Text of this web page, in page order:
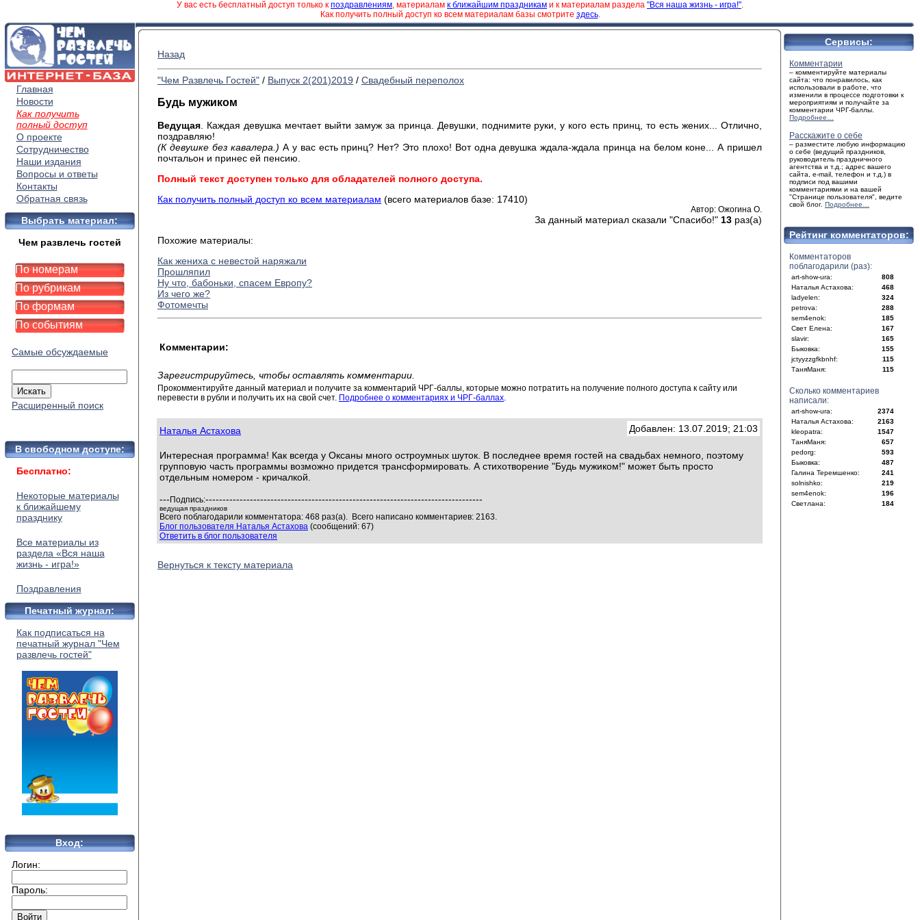
У вас есть бесплатный доступ только к поздравлениям, материалам к ближайшим праздникам и к материалам раздела "Вся наша жизнь - игра!".
Как получить полный доступ ко всем материалам базы смотрите здесь.
Главная
Новости
Как получить
полный доступ
О проекте
Сотрудничество
Наши издания
Вопросы и ответы
Контакты
Обратная связь
Выбрать материал:
Чем развлечь гостей
По номерам
По рубрикам
По формам
По событиям
Самые обсуждаемые
Расширенный поиск
В свободном доступе:
Бесплатно:
Некоторые материалы
к ближайшему
празднику
Все материалы из
раздела «Вся наша
жизнь - игра!»
Поздравления
Печатный журнал:
Как подписаться на
печатный журнал "Чем
развлечь гостей"
Вход:
Логин:
Пароль:
Назад
"Чем Развлечь Гостей" / Выпуск 2(201)2019 / Свадебный переполох
Будь мужиком
Ведущая . Каждая девушка мечтает выйти замуж за принца. Девушки, поднимите руки, у кого есть принц, то есть жених... Отлично,
поздравляю!
(К девушке без кавалера.) А у вас есть принц? Нет? Это плохо! Вот одна девушка ждала-ждала принца на белом коне... А пришел
почтальон и принес ей пенсию.
Полный текст доступен только для обладателей полного доступа.
Как получить полный доступ ко всем материалам (всего материалов базе: 17410)
Автор: Ожогина О.
За данный материал сказали "Спасибо!" 13 раз(а)
Похожие материалы:
Как жениха с невестой наряжали
Прошляпил
Ну что, бабоньки, спасем Европу?
Из чего же?
Фотомечты
Комментарии:
Зарегистрируйтесь, чтобы оставлять комментарии.
Прокомментируйте данный материал и получите за комментарий ЧРГ-баллы, которые можно потратить на получение полного доступа к сайту или
перевести в рубли и получить их на свой счет. Подробнее о комментариях и ЧРГ-баллах.
Наталья Астахова Добавлен: 13.07.2019; 21:03
Интересная программа! Как всегда у Оксаны много остроумных шуток. В последнее время гостей на свадьбах немного, поэтому
групповую часть программы возможно придется трансформировать. А стихотворение "Будь мужиком!" может быть просто
отдельным номером - кричалкой.
--- Подпись:---------------------------------------------------------------------------------
ведущая праздников
Всего поблагодарили комментатора: 468 раз(а). Всего написано комментариев: 2163.
Блог пользователя Наталья Астахова (сообщений: 67)
Ответить в блог пользователя
Вернуться к тексту материала
Сервисы:
Комментарии
– комментируйте материалы
сайта: что понравилось, как
использовали в работе, что
изменили в процессе подготовки к
мероприятиям и получайте за
комментарии ЧРГ-баллы.
Подробнее…
Расскажите о себе
– разместите любую информацию
о себе (ведущий праздников,
руководитель праздничного
агентства и т.д.; адрес вашего
сайта, e-mail, телефон и т.д.) в
подписи под вашими
комментариями и на вашей
"Странице пользователя", ведите
свой блог. Подробнее…
Рейтинг комментаторов:
Комментаторов
поблагодарили (раз):
art-show-ura:
808
Наталья Астахова:
468
ladyelen:
324
petrova:
288
sem4enok:
185
Свет Елена:
167
slavir:
165
Быковка:
155
jctyyzzgfkbnhf:
115
ТаняМаня:
115
Сколько комментариев
написали:
art-show-ura:
2374
Наталья Астахова:
2163
kleopatra:
1547
ТаняМаня:
657
pedorg:
593
Быковка:
487
Галина Теремшенко:
241
solnishko:
219
sem4enok:
196
Светлана:
184